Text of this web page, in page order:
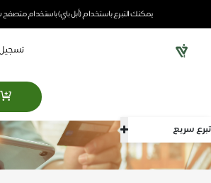
يمكنك التبرع باستخدام (أبل باي) باستخدام متصفح
سريع
تسجيل